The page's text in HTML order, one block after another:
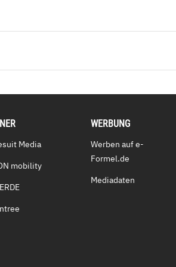
Media
mobility
WERBUNG
Werben auf e-
Formel.de
Mediadaten